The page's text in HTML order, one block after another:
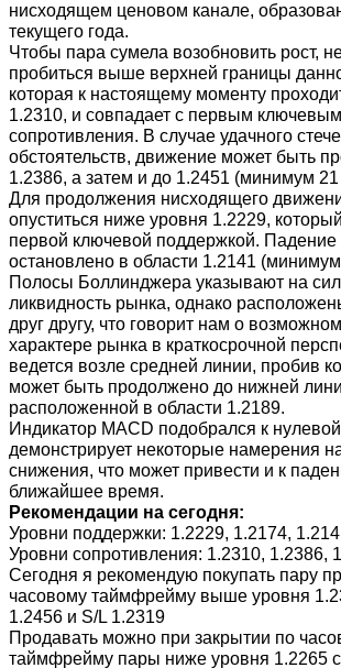
нисходящем ценовом канале,
текущего года.
Чтобы пара сумела возобновить рост,
пробиться выше верхней границы
которая к настоящему моменту
1.2310, и совпадает с первым
сопротивления. В случае удачного
обстоятельств, движение может быть
1.2386, а затем и до 1.2451 (минимум
Для продолжения нисходящего
опуститься ниже уровня 1.2229,
первой ключевой поддержкой.
остановлено в области 1.2141 (минимум
Полосы Боллинджера указывают на
ликвидность рынка, однако
друг другу, что говорит нам о
характере рынка в краткосрочной
ведется возле средней линии, пробив
может быть продолжено до нижней
расположенной в области 1.2189.
Индикатор MACD подобрался к
демонстрирует некоторые намерения
снижения, что может привести и к
ближайшее время.
Рекомендации на сегодня:
Уровни поддержки: 1.2229, 1.2174,
Уровни сопротивления: 1.2310, 1.2386,
Сегодня я рекомендую покупать пару
часовому таймфрейму выше уровня
1.2456 и S/L 1.2319
Продавать можно при закрытии по
таймфрейму пары ниже уровня 1.2265